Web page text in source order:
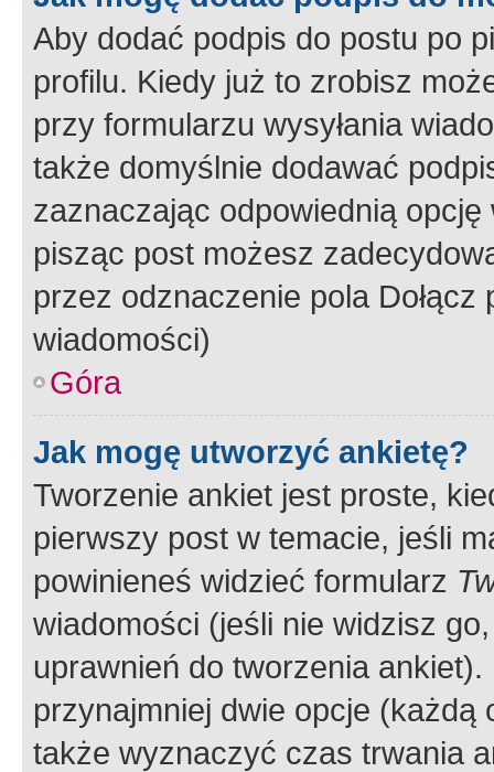
Aby dodać podpis do postu po
profilu. Kiedy już to zrobisz
przy formularzu wysyłania
także domyślnie dodawać
zaznaczając odpowiednią
pisząc post możesz
przez odznaczenie pola
wiadomości)
Góra
Jak mogę utworzyć ankietę?
Tworzenie ankiet jest proste,
pierwszy post w temacie, jeśli
powinieneś widzieć formularz
wiadomości (jeśli nie widzisz
uprawnień do tworzenia
przynajmniej dwie opcje
także wyznaczyć czas trwania